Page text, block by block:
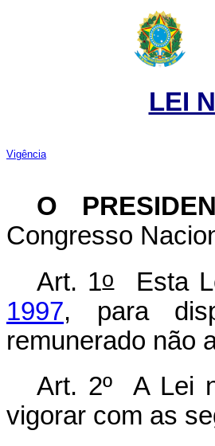
LEI
Vigência
O
Congresso
Art. 1oEsta
1997, para
remunerado não
Art. 2º A Lei
vigorar com as